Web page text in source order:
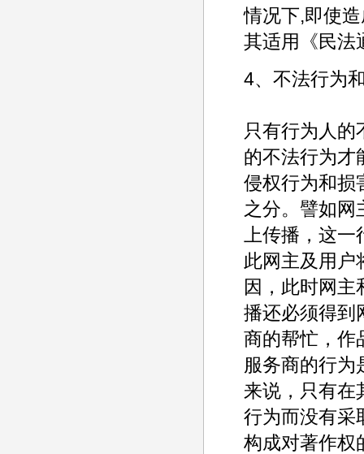
情况下,即使
其适用《民法
4、不法行为
只有行为人的
的不法行为才
侵权行为和损
之分。譬如网
上传播，这
此网主及用户
因，此时网主
播还必须得到
商的帮忙，作
服务商的行为
来说，只有在
行为而没有采
构成对著作权